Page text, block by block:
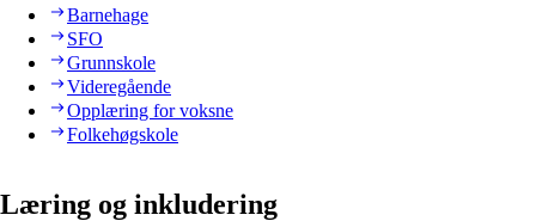
Barnehage
SFO
Grunnskole
Videregående
Opplæring for voksne
Folkehøgskole
Læring og inkludering